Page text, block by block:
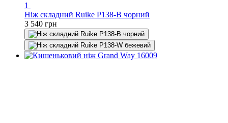
1
Ніж складний Ruike P138-B чорний
3 540 грн